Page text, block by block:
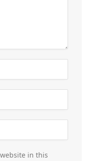
in this